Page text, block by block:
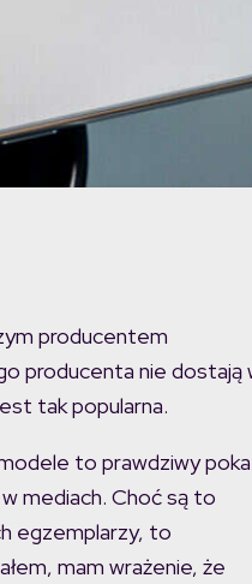
producentem
producenta nie dostają
tak popularna.
to prawdziwy
mediach. Choć są to
egzemplarzy, to
mam wrażenie, że